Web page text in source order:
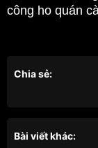
công ho quán
Chia sẻ:
Bài viết khác: